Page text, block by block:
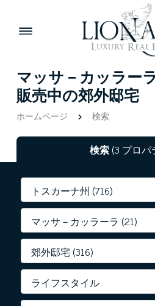
マッサ－カッラー
販売中の郊外邸宅
ホームページ 検索
検索(3 プロパ